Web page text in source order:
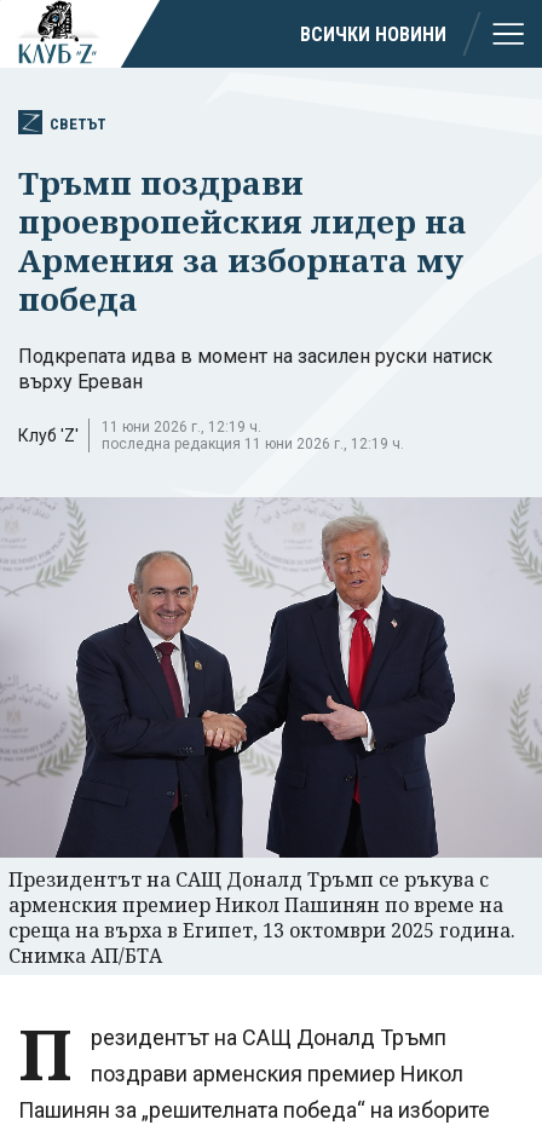
ВСИЧКИ НОВИНИ
СВЕТЪТ
Тръмп поздрави
проевропейския лидер на
Армения за изборната му
победа
Подкрепата идва в момент на засилен руски натиск
върху Ереван
Клуб 'Z'
11 юни 2026 г., 12:19 ч.
последна редакция 11 юни 2026 г., 12:19 ч.
Президентът на САЩ Доналд Тръмп се ръкува с
арменския премиер Никол Пашинян по време на
среща на върха в Египет, 13 октомври 2025 година.
Снимка АП/БТА
П
резидентът на САЩ Доналд Тръмп
поздрави арменския премиер Никол
Пашинян за „решителната победа“ на изборите